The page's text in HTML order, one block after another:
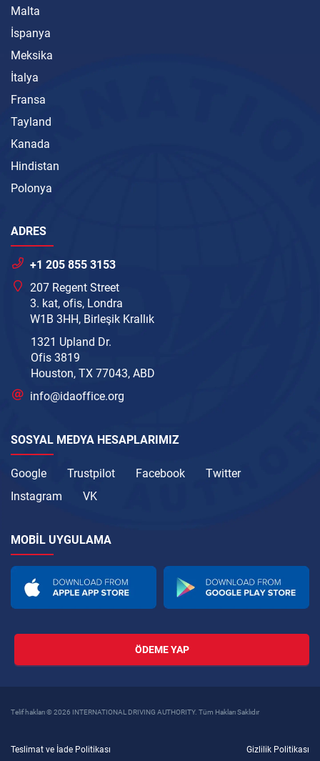
Malta
İspanya
Meksika
İtalya
Fransa
Tayland
Kanada
Hindistan
Polonya
ADRES
+1 205 855 3153
207 Regent Street
3. kat, ofis, Londra
W1B 3HH, Birleşik Krallık
1321 Upland Dr.
Ofis 3819
Houston, TX 77043, ABD
info@idaoffice.org
SOSYAL MEDYA HESAPLARIMIZ
Google Trustpilot Facebook
Twitter
Instagram
VK
MOBIL UYGULAMA
ÖDEME YAP
Telif hakları © 2026 INTERNATIONAL DRIVING AUTHORITY. Tüm Hakları Saklıdır
Teslimat ve İade Politikası Gizlilik Politikası